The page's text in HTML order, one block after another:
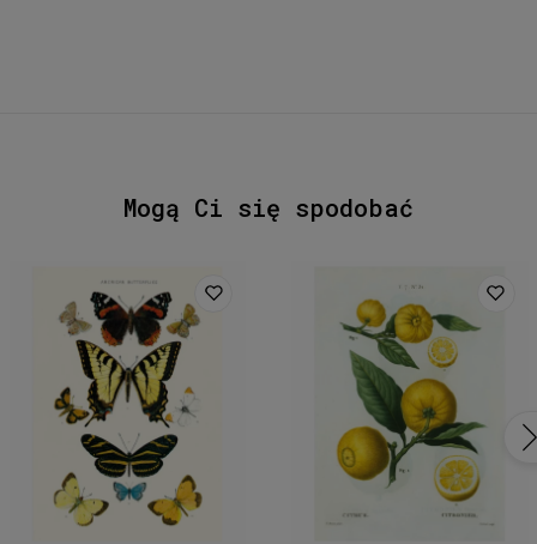
Mogą Ci się spodobać